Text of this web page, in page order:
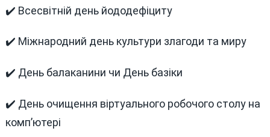
МИНУЛОМУ
✔️ Всесвітній день йододефіциту
✔️ Міжнародний день культури злагоди та миру
✔️ День балаканини чи День базіки
✔️ День очищення віртуального робочого столу на
комп’ютері